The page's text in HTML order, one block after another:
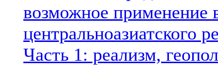
возможное применение
центральноазиатского
Часть 1: реализм,